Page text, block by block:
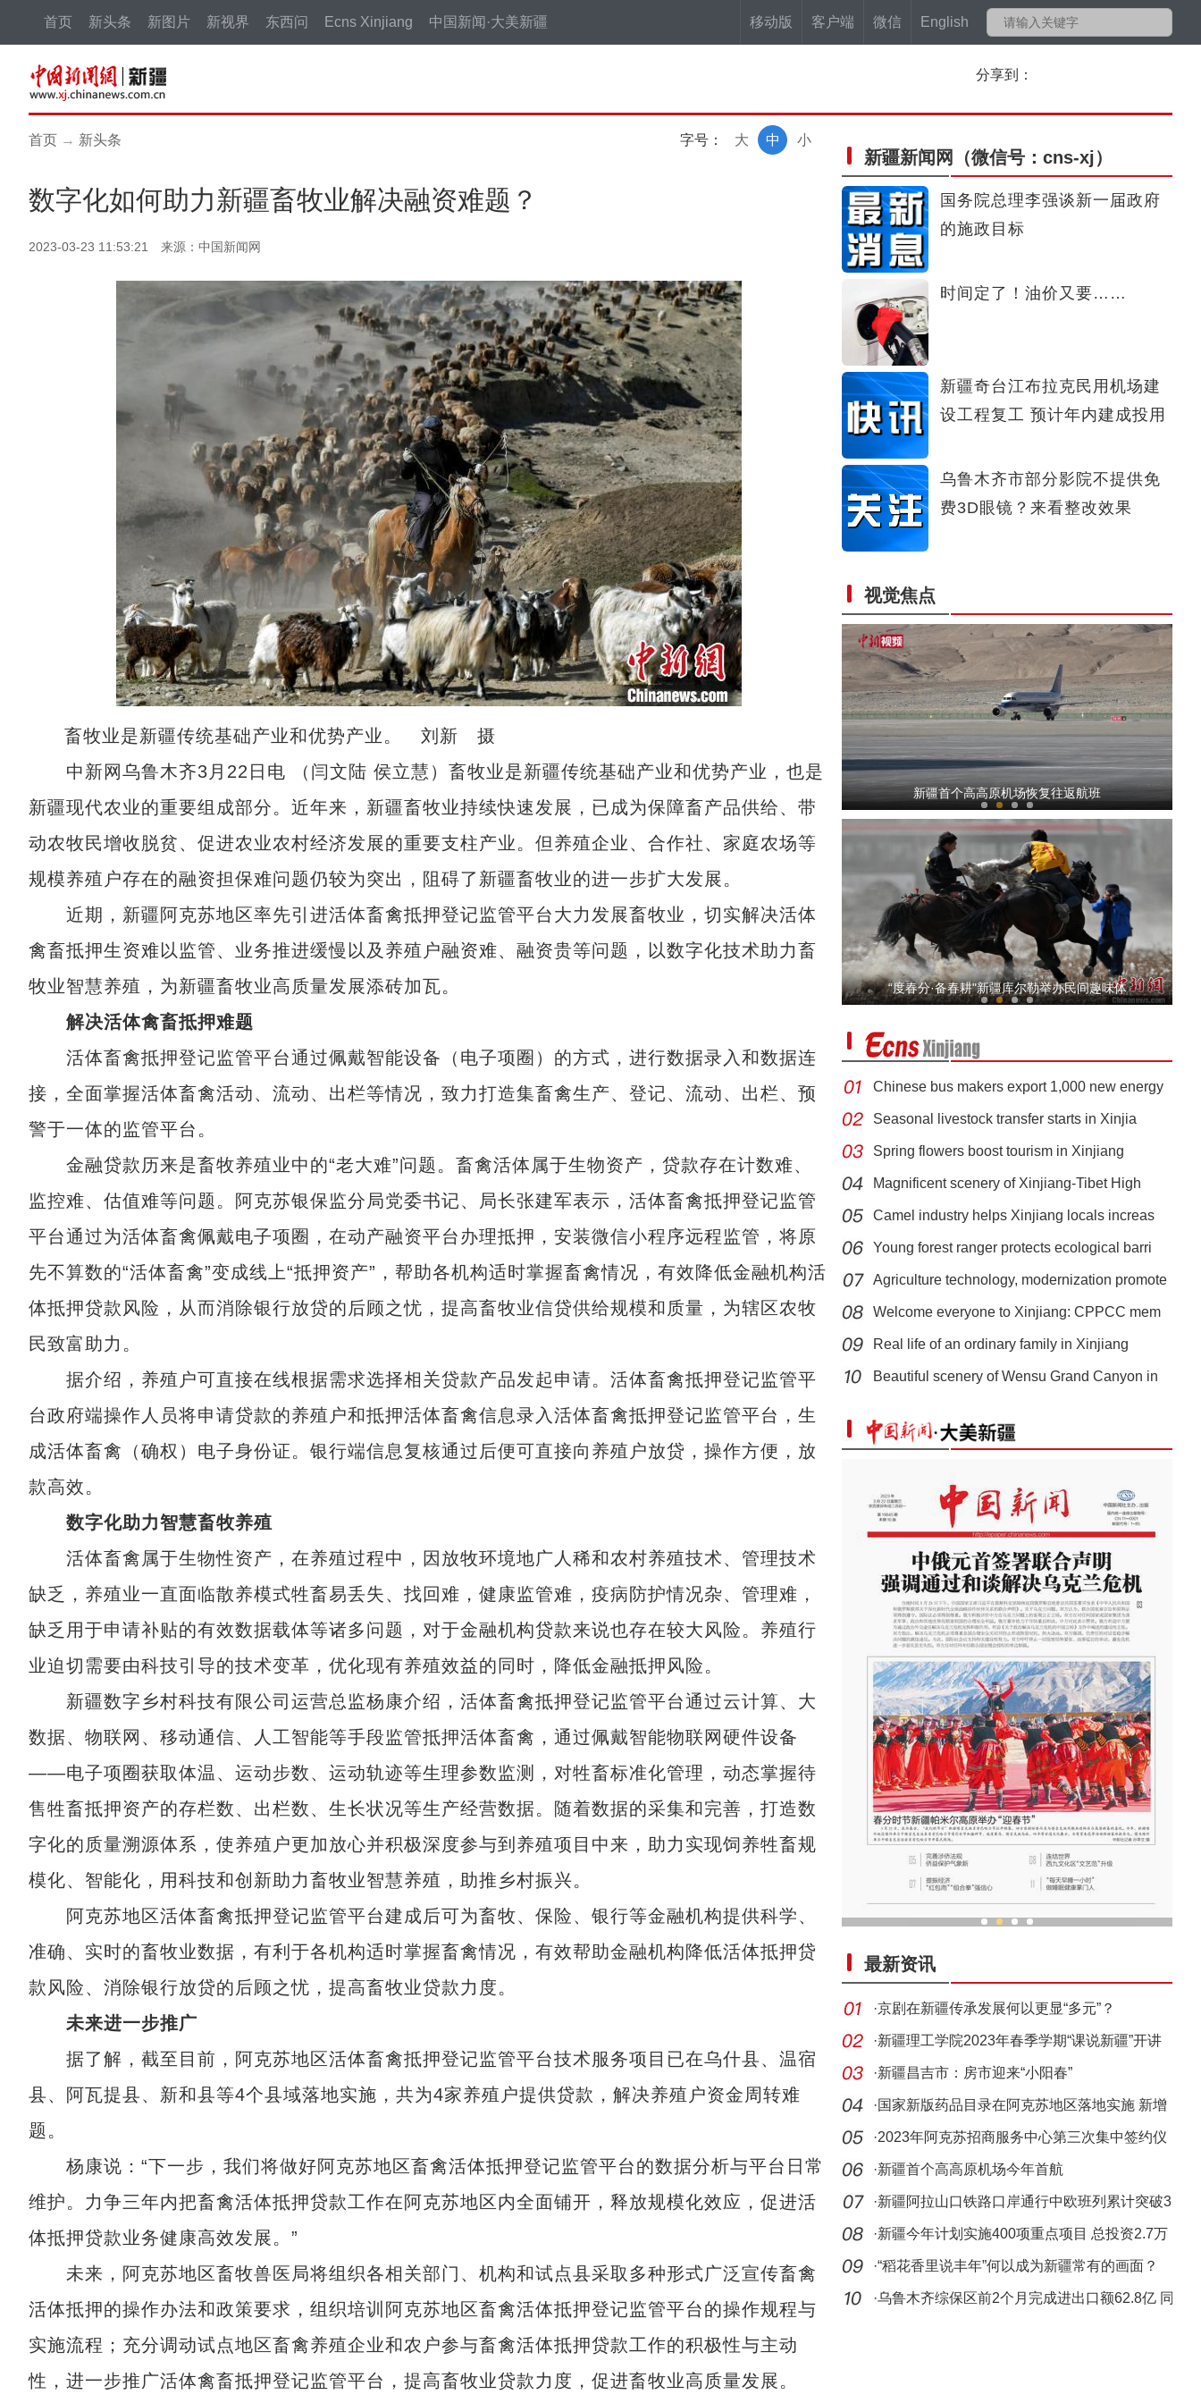
移动版 客户端 微信 English
首页 新头条 新图片 新视界 东西问 Ecns Xinjiang 中国新闻·大美新疆
分享到：
首页 → 新头条 字号： 小
中
大
数字化如何助力新疆畜牧业解决融资难题？
2023-03-23 11:53:21 来源：中国新闻网
畜牧业是新疆传统基础产业和优势产业。 刘新 摄
中新网乌鲁木齐3月22日电 （闫文陆 侯立慧）畜牧业是新疆传统基础产业和优势产业，也是
新疆现代农业的重要组成部分。近年来，新疆畜牧业持续快速发展，已成为保障畜产品供给、带
动农牧民增收脱贫、促进农业农村经济发展的重要支柱产业。但养殖企业、合作社、家庭农场等
规模养殖户存在的融资担保难问题仍较为突出，阻碍了新疆畜牧业的进一步扩大发展。
近期，新疆阿克苏地区率先引进活体畜禽抵押登记监管平台大力发展畜牧业，切实解决活体
禽畜抵押生资难以监管、业务推进缓慢以及养殖户融资难、融资贵等问题，以数字化技术助力畜
牧业智慧养殖，为新疆畜牧业高质量发展添砖加瓦。
解决活体禽畜抵押难题
活体畜禽抵押登记监管平台通过佩戴智能设备（电子项圈）的方式，进行数据录入和数据连
接，全面掌握活体畜禽活动、流动、出栏等情况，致力打造集畜禽生产、登记、流动、出栏、预
警于一体的监管平台。
金融贷款历来是畜牧养殖业中的“老大难”问题。畜禽活体属于生物资产，贷款存在计数难、
监控难、估值难等问题。阿克苏银保监分局党委书记、局长张建军表示，活体畜禽抵押登记监管
平台通过为活体畜禽佩戴电子项圈，在动产融资平台办理抵押，安装微信小程序远程监管，将原
先不算数的“活体畜禽”变成线上“抵押资产”，帮助各机构适时掌握畜禽情况，有效降低金融机构活
体抵押贷款风险，从而消除银行放贷的后顾之忧，提高畜牧业信贷供给规模和质量，为辖区农牧
民致富助力。
据介绍，养殖户可直接在线根据需求选择相关贷款产品发起申请。活体畜禽抵押登记监管平
台政府端操作人员将申请贷款的养殖户和抵押活体畜禽信息录入活体畜禽抵押登记监管平台，生
成活体畜禽（确权）电子身份证。银行端信息复核通过后便可直接向养殖户放贷，操作方便，放
款高效。
数字化助力智慧畜牧养殖
活体畜禽属于生物性资产，在养殖过程中，因放牧环境地广人稀和农村养殖技术、管理技术
缺乏，养殖业一直面临散养模式牲畜易丢失、找回难，健康监管难，疫病防护情况杂、管理难，
缺乏用于申请补贴的有效数据载体等诸多问题，对于金融机构贷款来说也存在较大风险。养殖行
业迫切需要由科技引导的技术变革，优化现有养殖效益的同时，降低金融抵押风险。
新疆数字乡村科技有限公司运营总监杨康介绍，活体畜禽抵押登记监管平台通过云计算、大
数据、物联网、移动通信、人工智能等手段监管抵押活体畜禽，通过佩戴智能物联网硬件设备
——电子项圈获取体温、运动步数、运动轨迹等生理参数监测，对牲畜标准化管理，动态掌握待
售牲畜抵押资产的存栏数、出栏数、生长状况等生产经营数据。随着数据的采集和完善，打造数
字化的质量溯源体系，使养殖户更加放心并积极深度参与到养殖项目中来，助力实现饲养牲畜规
模化、智能化，用科技和创新助力畜牧业智慧养殖，助推乡村振兴。
阿克苏地区活体畜禽抵押登记监管平台建成后可为畜牧、保险、银行等金融机构提供科学、
准确、实时的畜牧业数据，有利于各机构适时掌握畜禽情况，有效帮助金融机构降低活体抵押贷
款风险、消除银行放贷的后顾之忧，提高畜牧业贷款力度。
未来进一步推广
据了解，截至目前，阿克苏地区活体畜禽抵押登记监管平台技术服务项目已在乌什县、温宿
县、阿瓦提县、新和县等4个县域落地实施，共为4家养殖户提供贷款，解决养殖户资金周转难
题。
杨康说：“下一步，我们将做好阿克苏地区畜禽活体抵押登记监管平台的数据分析与平台日常
维护。力争三年内把畜禽活体抵押贷款工作在阿克苏地区内全面铺开，释放规模化效应，促进活
体抵押贷款业务健康高效发展。”
未来，阿克苏地区畜牧兽医局将组织各相关部门、机构和试点县采取多种形式广泛宣传畜禽
活体抵押的操作办法和政策要求，组织培训阿克苏地区畜禽活体抵押登记监管平台的操作规程与
实施流程；充分调动试点地区畜禽养殖企业和农户参与畜禽活体抵押贷款工作的积极性与主动
性，进一步推广活体禽畜抵押登记监管平台，提高畜牧业贷款力度，促进畜牧业高质量发展。
新疆新闻网 （微信号：cns-xj）
国务院总理李强谈新一届政府
的施政目标
时间定了！油价又要……
新疆奇台江布拉克民用机场建
设工程复工 预计年内建成投用
乌鲁木齐市部分影院不提供免
费3D眼镜？来看整改效果
视觉焦点
【新疆故事】哈萨克族刺绣传承人：传统手工
创业带动就业 提升家庭收入
新疆首个高高原机场恢复往返航班
新疆：帕米尔高原举办“迎春节”
创业带动就业 提升家庭收入
“度春分·备春耕"新疆库尔勒举办民间趣味体
Chinese bus makers export 1,000 new energy
ve
Seasonal livestock transfer starts in Xinjia
Spring flowers boost tourism in Xinjiang
Magnificent scenery of Xinjiang-Tibet High
Camel industry helps Xinjiang locals increas
Young forest ranger protects ecological barri
Agriculture technology, modernization promote
Welcome everyone to Xinjiang: CPPCC mem
Real life of an ordinary family in Xinjiang
Beautiful scenery of Wensu Grand Canyon in
新疆传统民族乐器走向世界
最新资讯
·京剧在新疆传承发展何以更显“多元”？
·新疆理工学院2023年春季学期“课说新疆”开讲
啦—
·新疆昌吉市：房市迎来“小阳春”
·国家新版药品目录在阿克苏地区落地实施 新增
111种
·2023年阿克苏招商服务中心第三次集中签约仪
式举行
·新疆首个高高原机场今年首航
·新疆阿拉山口铁路口岸通行中欧班列累计突破3
万列
·新疆今年计划实施400项重点项目 总投资2.7万
亿元
·“稻花香里说丰年”何以成为新疆常有的画面？
·乌鲁木齐综保区前2个月完成进出口额62.8亿 同